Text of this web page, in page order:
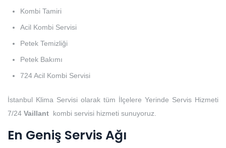
Kombi Tamiri
Acil Kombi Servisi
Petek Temizliği
Petek Bakımı
724 Acil Kombi Servisi
İstanbul Klima Servisi olarak tüm İlçelere Yerinde Servis Hizmeti
7/24 Vaillant kombi servisi hizmeti sunuyoruz.
En Geniş Servis Ağı